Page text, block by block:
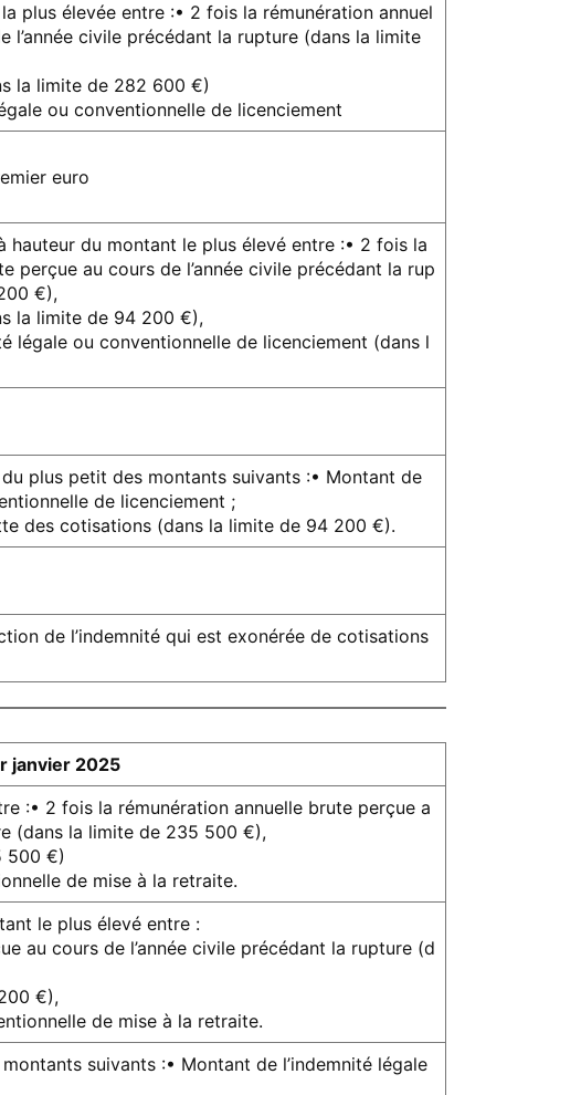
plus élevée entre :• 2 fois la rémunération annuel
l’année civile précédant la rupture (dans la limite
la limite de 282 600 €)
ou conventionnelle de licenciement
euro
hauteur du montant le plus élevé entre :• 2 fois la
perçue au cours de l’année civile précédant la rup
€),
la limite de 94 200 €),
légale ou conventionnelle de licenciement (dans l
plus petit des montants suivants :• Montant de
de licenciement ;
des cotisations (dans la limite de 94 200 €).
de l’indemnité qui est exonérée de cotisations
janvier 2025
:• 2 fois la rémunération annuelle brute perçue a
(dans la limite de 235 500 €),
500 €)
de mise à la retraite.
le plus élevé entre :
au cours de l’année civile précédant la rupture (d
€),
de mise à la retraite.
suivants :• Montant de l’indemnité légale